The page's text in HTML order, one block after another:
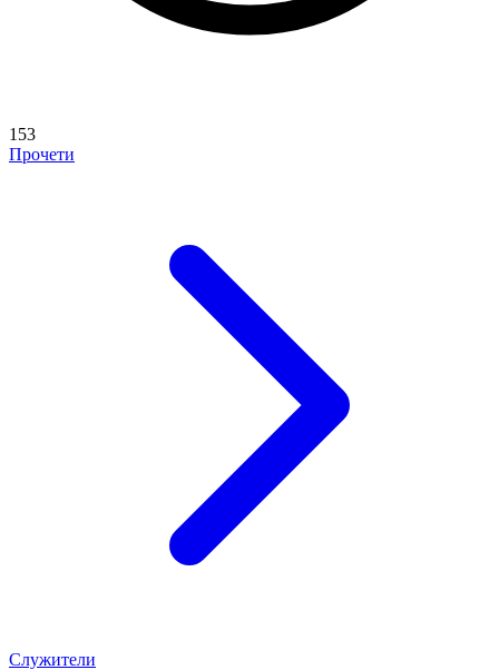
153
Прочети
Служители